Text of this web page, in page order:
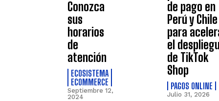
Conozca
sus
horarios
de
atención
ECOSISTEMA
ECOMMERCE
Septiembre 12,
2024
de pago en
Perú y Chile
para
el
de TikTok
Shop
PAGOS ONLINE
Julio 31, 2026